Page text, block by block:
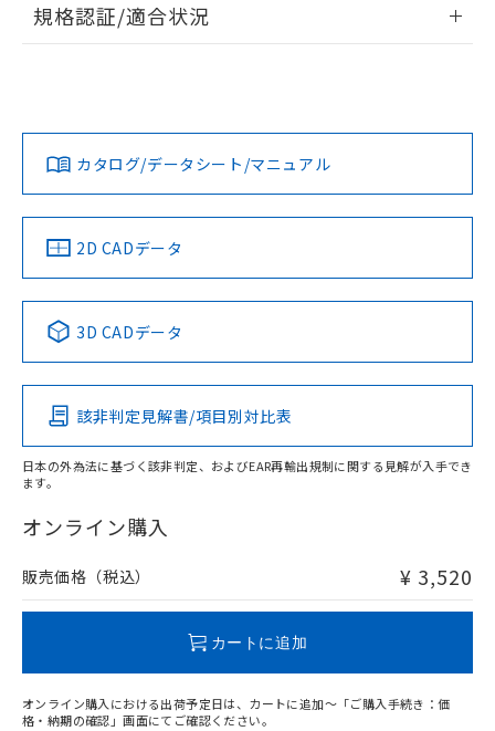
ログイン/会員登録
ダウンロードデータをご利用いただく前に、以下を必ずお読
みください。
ソフトウェアの使用条件
EU RoHS 注意事項・凡例
対応済み
中国 RoHS 注意事項・凡例
Pb Hg Cd Cr(VI)
O
在庫等で未対応品が混在する可能性があります。
問い合わせください。
規格認証/適合状況
カタログ/データシート/マニュアル
2D CADデータ
3D CADデータ
該非判定見解書/項目別対比表
日本の外為法に基づく該非判定、およびEAR再輸出規制に関する見解が入手でき
ます。
オンライン購入
販売価格（税込） ¥ 3,520
カートに追加
オンライン購入における出荷予定日は、カートに追加～「ご購入手続き：価
格・納期の確認」画面にてご確認ください。